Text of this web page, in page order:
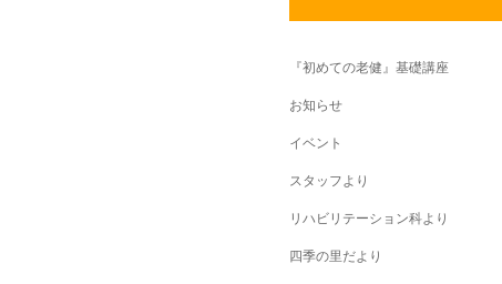
『初めての老健』基礎講座
お知らせ
イベント
スタッフより
リハビリテーション科より
四季の里だより